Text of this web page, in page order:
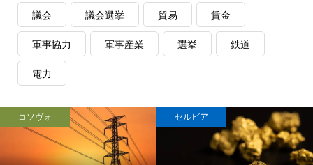
議会 議会選挙 貿易 賃金
軍事協力 軍事産業 選挙 鉄道
電力
コソヴォ セルビア